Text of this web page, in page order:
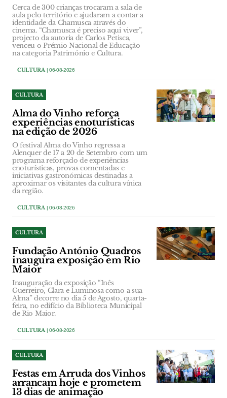
Cerca de 300 crianças trocaram a sala de
aula pelo território e ajudaram a contar a
identidade da Chamusca através do
cinema. “Chamusca é preciso aqui viver”,
projecto da autoria de Carlos Petisca,
venceu o Prémio Nacional de Educação
na categoria Património e Cultura.
CULTURA | 06-08-2026
CULTURA
Alma do Vinho reforça
experiências enoturísticas
na edição de 2026
O festival Alma do Vinho regressa a
Alenquer de 17 a 20 de Setembro com um
programa reforçado de experiências
enoturísticas, provas comentadas e
iniciativas gastronómicas destinadas a
aproximar os visitantes da cultura vínica
da região.
CULTURA | 06-08-2026
CULTURA
Fundação António Quadros
inaugura exposição em Rio
Maior
Inauguração da exposição “Inês
Guerreiro, Clara e Luminosa como a sua
Alma” decorre no dia 5 de Agosto, quarta-
feira, no edifício da Biblioteca Municipal
de Rio Maior.
CULTURA | 06-08-2026
CULTURA
Festas em Arruda dos Vinhos
arrancam hoje e prometem
13 dias de animação